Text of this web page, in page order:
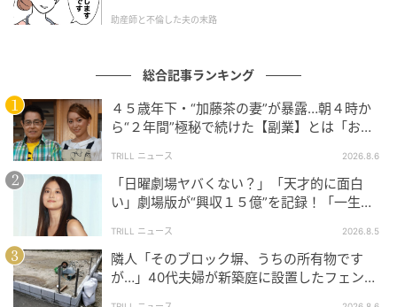
ウーマンエキサイト
助産師と不倫した夫の末路
総合記事ランキング
４５歳年下・“加藤茶の妻”が暴露…朝４時か
ら“２年間”極秘で続けた【副業】とは「お金
TRILL ニュース 2026.8.6
「日曜劇場ヤバくない？」「天才的に面白
い」劇場版が“興収１５億”を記録！「一生言
TRILL ニュース 2026.8.5
隣人「そのブロック塀、うちの所有物です
が…」40代夫婦が新築庭に設置したフェン